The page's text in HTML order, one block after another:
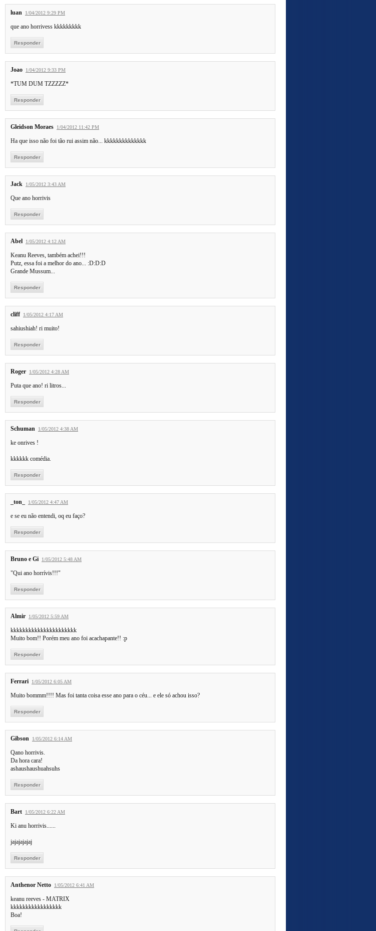
luan 1/04/2012 9:29 PM
que ano horrivess kkkkkkkkk
Responder
Joao 1/04/2012 9:33 PM
*TUM DUM TZZZZZ*
Responder
Gleidson Moraes 1/04/2012 11:42 PM
Ha que isso não foi tão rui assim não... kkkkkkkkkkkkkk
Responder
Jack 1/05/2012 3:43 AM
Que ano horrivis
Responder
Abel 1/05/2012 4:12 AM
Keanu Reeves, também achei!!!
Putz, essa foi a melhor do ano... :D:D:D
Grande Mussum...
Responder
cliff 1/05/2012 4:17 AM
sahiushiah! ri muito!
Responder
Roger 1/05/2012 4:28 AM
Puta que ano! ri litros...
Responder
Schuman 1/05/2012 4:38 AM
ke onrives !
kkkkkk comédia.
Responder
_ton_ 1/05/2012 4:47 AM
e se eu não entendi, oq eu faço?
Responder
Bruno e Gi 1/05/2012 5:48 AM
"Qui ano horrívis!!!"
Responder
Almir 1/05/2012 5:59 AM
kkkkkkkkkkkkkkkkkkkkkk
Muito bom!! Porém meu ano foi acachapante!! :p
Responder
Ferrari 1/05/2012 6:05 AM
Muito bommm!!!! Mas foi tanta coisa esse ano para o céu... e ele só achou isso?
Responder
Gibson 1/05/2012 6:14 AM
Qano horrivis.
Da hora cara!
ashaushaushuahsuhs
Responder
Bart 1/05/2012 6:22 AM
Ki anu horrivis......
jajajajajaj
Responder
Anthenor Netto 1/05/2012 6:41 AM
keanu reeves - MATRIX
kkkkkkkkkkkkkkkkk
Boa!